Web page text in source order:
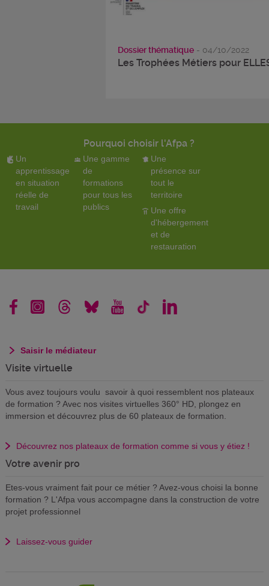
Dossier thématique - 04/10/2022
Les Trophées Métiers pour
Pourquoi choisir l'Afpa ?
Un
apprentissage
en situation
réelle de
travail
Une gamme
de
formations
pour tous les
publics
Une
présence sur
tout le
territoire
Une offre
d'hébergement
et de
restauration
Saisir le médiateur
Visite virtuelle
Vous avez toujours voulu savoir à quoi ressemblent nos plateaux
de formation ? Avec nos visites virtuelles 360° HD, plongez en
immersion et découvrez plus de 60 plateaux de formation.
Découvrez nos plateaux de formation comme si vous y étiez !
Votre avenir pro
Etes-vous vraiment fait pour ce métier ? Avez-vous choisi la bonne
formation ? L'Afpa vous accompagne dans la construction de votre
projet professionnel
Laissez-vous guider